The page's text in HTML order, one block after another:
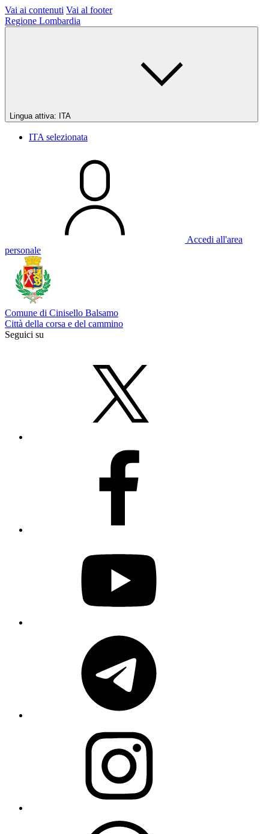
Vai ai contenuti Vai al footer
Regione Lombardia
Lingua attiva: ITA
ITA selezionata
Accedi all'area
personale
Comune di Cinisello Balsamo
Città della corsa e del cammino
Seguici su